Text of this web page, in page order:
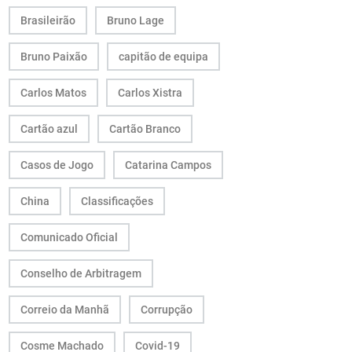
Brasileirão Bruno Lage
Bruno Paixão capitão de equipa
Carlos Matos Carlos Xistra
Cartão azul Cartão Branco
Casos de Jogo Catarina Campos
China Classificações
Comunicado Oficial
Conselho de Arbitragem
Correio da Manhã Corrupção
Cosme Machado Covid-19